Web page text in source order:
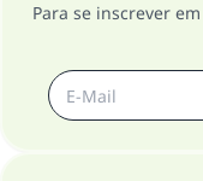
Para se inscrever